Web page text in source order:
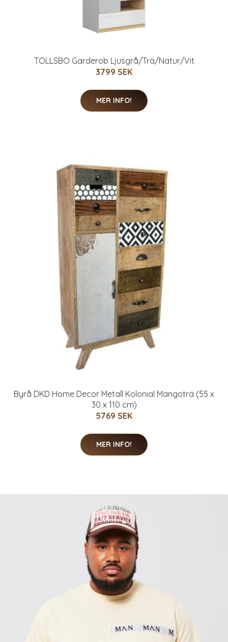
TOLLSBO Garderob Ljusgrå/Trä/Natur/Vit
3799 SEK
MER INFO!
Byrå DKD Home Decor Metall Kolonial Mangoträ (55 x
30 x 110 cm)
5769 SEK
MER INFO!